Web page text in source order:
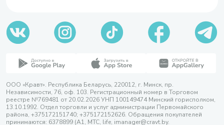
ООО «Кравт». Республика Беларусь, 220012, г. Минск, пр.
Независимости, 76, оф. 103. Регистрационный номер в Торговом
реестре №769481 от 20.02.2026 УНП 100149474 Минский горисполком,
13.10.1992. Отдел торговли и услуг администрации Первомайского
района, +375172151740; +375172152626. Обращения покупателей
принимаются: 6378899 (А1, МТС, life, imanager@cravt.by.